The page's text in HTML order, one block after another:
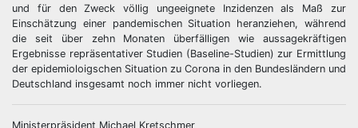
und für den Zweck völlig ungeeignete Inzidenzen als Maß zur
Einschätzung einer pandemischen Situation heranziehen, während
die seit über zehn Monaten überfälligen wie aussagekräftigen
Ergebnisse repräsentativer Studien (Baseline-Studien) zur Ermittlung
der epidemioloigschen Situation zu Corona in den Bundesländern und
Deutschland insgesamt noch immer nicht vorliegen.
Ministerpräsident Michael Kretschmer